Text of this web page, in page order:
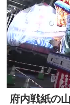
府内戦紙の